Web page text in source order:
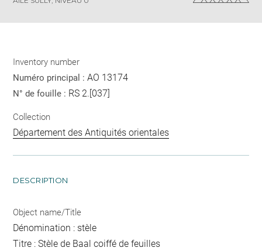
Inventory number
Numéro principal :AO 13174
N° de fouille : RS 2.[037]
Collection
Département des Antiquités orientales
DESCRIPTION
Object name/Title
Dénomination : stèle
Titre : Stèle de Baal coiffé de feuilles